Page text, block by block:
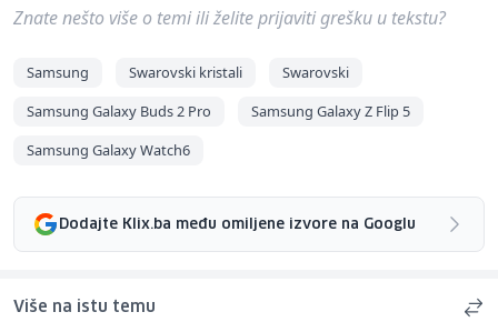
Znate nešto više o temi ili želite prijaviti grešku u tekstu?
Samsung Swarovski kristali
Swarovski
Samsung Galaxy Buds 2 Pro
Samsung Galaxy Z Flip 5
Samsung Galaxy Watch6
Dodajte Klix.ba među omiljene izvore na Googlu
Više na istu temu